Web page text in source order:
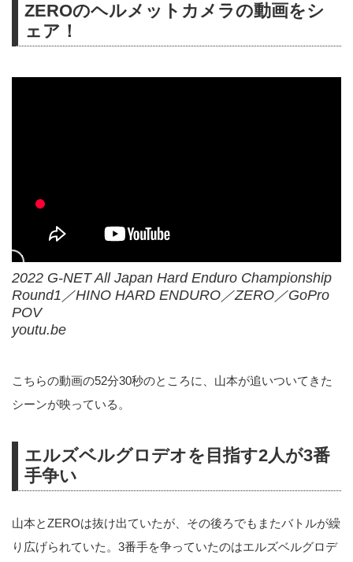
ZEROのヘルメットカメラの動画をシ
ェア！
2022 G-NET All Japan Hard Enduro Championship
Round1／HINO HARD ENDURO／ZERO／GoPro
POV
youtu.be
こちらの動画の52分30秒のところに、山本が追いついてきた
シーンが映っている。
エルズベルグロデオを目指す2人が3番
手争い
山本とZEROは抜け出ていたが、その後ろでもまたバトルが繰
り広げられていた。3番手を争っていたのはエルズベルグロデ